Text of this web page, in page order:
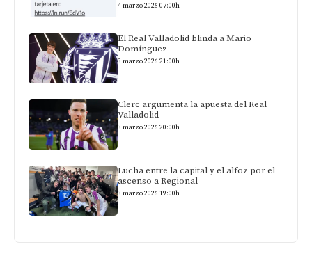
4 marzo 2026 07:00h
El Real Valladolid blinda a Mario
Domínguez
3 marzo 2026 21:00h
Clerc argumenta la apuesta del Real
Valladolid
3 marzo 2026 20:00h
Lucha entre la capital y el alfoz por el
ascenso a Regional
3 marzo 2026 19:00h